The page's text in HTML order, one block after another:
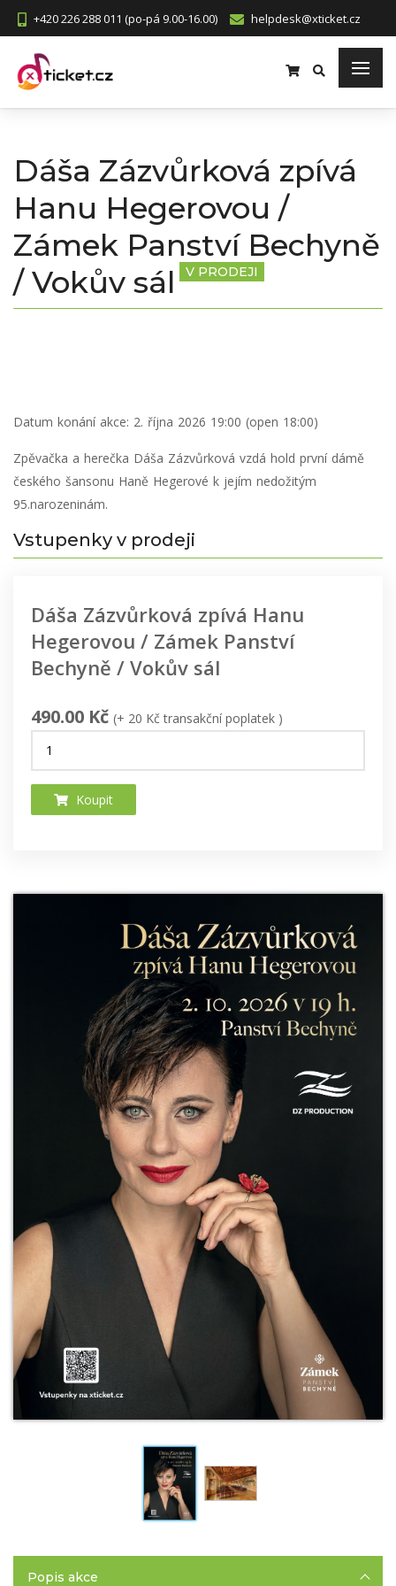
+420 226 288 011 (po-pá 9.00-16.00) helpdesk@xticket.cz
Dáša Zázvůrková zpívá
Hanu Hegerovou /
Zámek Panství Bechyně
/ Vokův sál
V PRODEJI
Datum konání akce: 2. října 2026 19:00 (open 18:00)
Zpěvačka a herečka Dáša Zázvůrková vzdá hold první dámě
českého šansonu Haně Hegerové k jejím nedožitým
95.narozeninám.
Vstupenky v prodeji
Dáša Zázvůrková zpívá Hanu
Hegerovou / Zámek Panství
Bechyně / Vokův sál
490.00 Kč (+ 20 Kč transakční poplatek )
Koupit
Popis akce